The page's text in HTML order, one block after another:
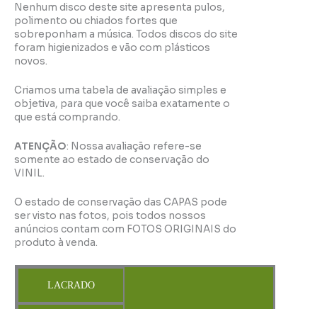
Nenhum disco deste site apresenta pulos,
polimento ou chiados fortes que
sobreponham a música. Todos discos do site
foram higienizados e vão com plásticos
novos.
Criamos uma tabela de avaliação simples e
objetiva, para que você saiba exatamente o
que está comprando.
ATENÇÃO: Nossa avaliação refere-se
somente ao estado de conservação do
VINIL.
O estado de conservação das CAPAS pode
ser visto nas fotos, pois todos nossos
anúncios contam com FOTOS ORIGINAIS do
produto à venda.
LACRADO